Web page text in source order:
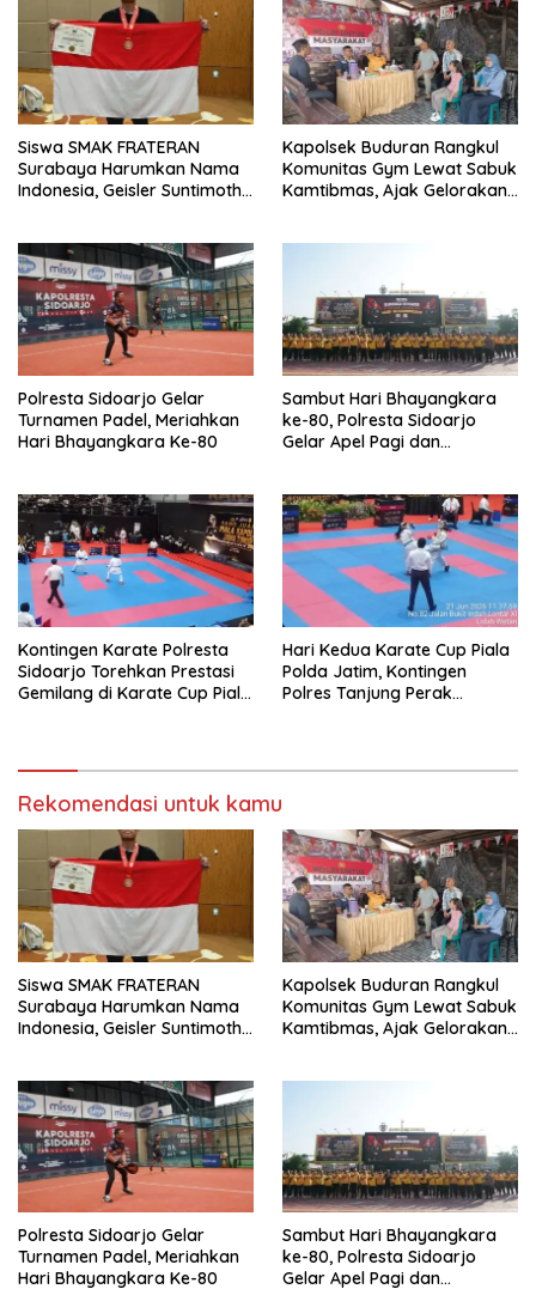
Siswa SMAK FRATERAN
Surabaya Harumkan Nama
Indonesia, Geisler Suntimothy
Kapolsek Buduran Rangkul
Komunitas Gym Lewat Sabuk
Kamtibmas, Ajak Gelorakan
Polresta Sidoarjo Gelar
Turnamen Padel, Meriahkan
Hari Bhayangkara Ke-80
Sambut Hari Bhayangkara
ke-80, Polresta Sidoarjo
Gelar Apel Pagi dan
Kontingen Karate Polresta
Sidoarjo Torehkan Prestasi
Gemilang di Karate Cup Piala
Hari Kedua Karate Cup Piala
Polda Jatim, Kontingen
Polres Tanjung Perak
Rekomendasi untuk kamu
Siswa SMAK FRATERAN
Surabaya Harumkan Nama
Indonesia, Geisler Suntimothy
Kapolsek Buduran Rangkul
Komunitas Gym Lewat Sabuk
Kamtibmas, Ajak Gelorakan
Polresta Sidoarjo Gelar
Turnamen Padel, Meriahkan
Hari Bhayangkara Ke-80
Sambut Hari Bhayangkara
ke-80, Polresta Sidoarjo
Gelar Apel Pagi dan